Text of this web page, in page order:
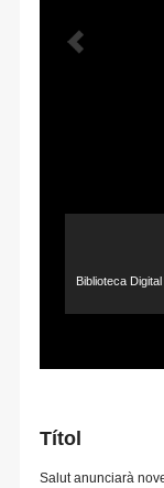
Biblioteca
Títol
Salut anunciarà